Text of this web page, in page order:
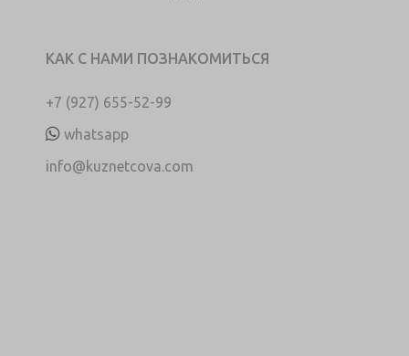
КАК С НАМИ ПОЗНАКОМИТЬСЯ
+7 (927) 655-52-99
whatsapp
info@kuznetcova.com